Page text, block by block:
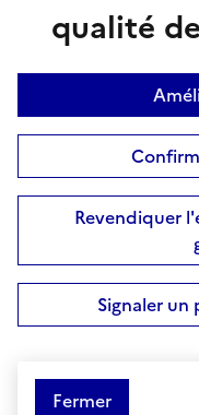
qualité
Revendiquer
Signaler
Fermer